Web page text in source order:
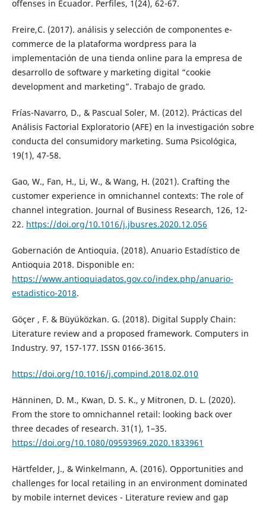
offenses in Ecuador. Perfiles, 1(24), 62-67.
Freire,C. (2017). análisis y selección de componentes e-
commerce de la plataforma wordpress para la
implementación de una tienda online para la empresa de
desarrollo de software y marketing digital “cookie
development and marketing”. Trabajo de grado.
Frías-Navarro, D., & Pascual Soler, M. (2012). Prácticas del
Análisis Factorial Exploratorio (AFE) en la investigación sobre
conducta del consumidory marketing. Suma Psicológica,
19(1), 47-58.
Gao, W., Fan, H., Li, W., & Wang, H. (2021). Crafting the
customer experience in omnichannel contexts: The role of
channel integration. Journal of Business Research, 126, 12-
22. https://doi.org/10.1016/j.jbusres.2020.12.056
Gobernación de Antioquia. (2018). Anuario Estadístico de
Antioquia 2018. Disponible en:
https://www.antioquiadatos.gov.co/index.php/anuario-
estadistico-2018.
Göçer , F. & Büyüközkan. G. (2018). Digital Supply Chain:
Literature review and a proposed framework. Computers in
Industry. 97, 157-177. ISSN 0166-3615.
https://doi.org/10.1016/j.compind.2018.02.010
Hänninen, D. M., Kwan, D. S. K., y Mitronen, D. L. (2020).
From the store to omnichannel retail: looking back over
three decades of research. 31(1), 1–35.
https://doi.org/10.1080/09593969.2020.1833961
Härtfelder, J., & Winkelmann, A. (2016). Opportunities and
challenges for local retailing in an environment dominated
by mobile internet devices - Literature review and gap